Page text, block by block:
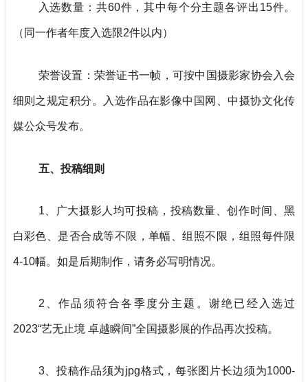
入选数量：共60件，其中每个分主题各评出15件。
（同一作者年度入选限2件以内）
荣誉设置：荣誉证书一帧，可按中国摄影家协会入会
细则之规定积分。入选作品在影像中国网、中摄协文化传
媒公众号发布。
五、投稿细则
1、广大摄影人均可投稿，投稿数量、创作时间、黑
白彩色、是否合成等不限， 单幅、组照不限，组照每件限
4-10幅。如是后期制作，请务必写明情况。
2、作品须符合各季度分主题。谢绝已经入选过
2023“艺无止境 卓越瞬间”全国摄影展的作品再次投稿。
3、投稿作品须为jpg格式，每张图片长边须为1000-